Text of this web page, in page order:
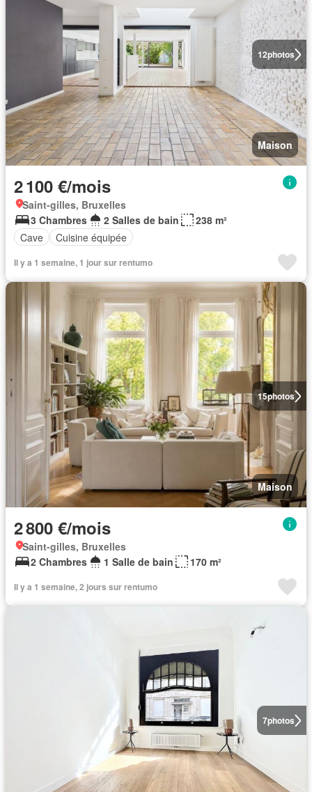
12photos
Maison
2 100 €/mois
Saint-gilles, Bruxelles
3 Chambres
2 Salles de bain
238 m²
Cave
Cuisine équipée
Il y a 1 semaine, 1 jour sur rentumo
15photos
Maison
2 800 €/mois
Saint-gilles, Bruxelles
2 Chambres
1 Salle de bain 170 m²
Il y a 1 semaine, 2 jours sur rentumo
7photos